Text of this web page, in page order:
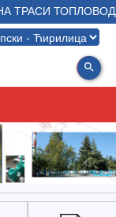
ТОПЛОВОДА
search